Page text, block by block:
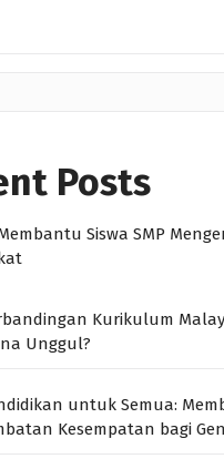
Posts
Siswa SMP
Kurikulum
Unggul?
untuk Semua:
Kesempatan bagi